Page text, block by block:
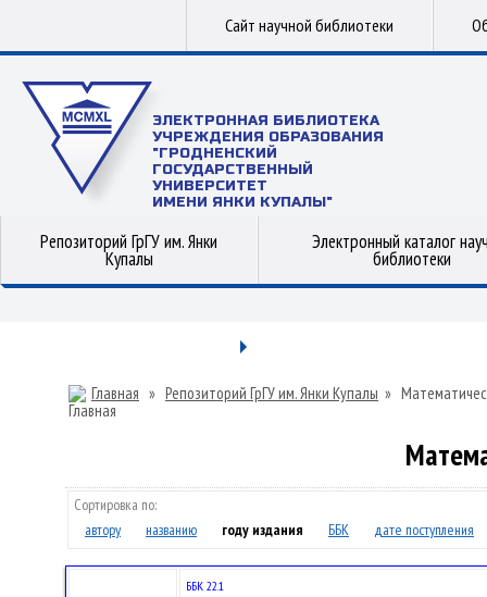
Сайт научной библиотеки
ЭЛЕКТРОННАЯ БИБЛИОТЕКА
УЧРЕЖДЕНИЯ ОБРАЗОВАНИЯ
"ГРОДНЕНСКИЙ
ГОСУДАРСТВЕННЫЙ
УНИВЕРСИТЕТ
ИМЕНИ ЯНКИ КУПАЛЫ"
Репозиторий ГрГУ им. Янки
Купалы
Электронный каталог
библиотеки
Главная » Репозиторий ГрГУ им. Янки Купалы »
Сортировка по:
автору
названию году издания ББК дате поступления
ББК 22.1